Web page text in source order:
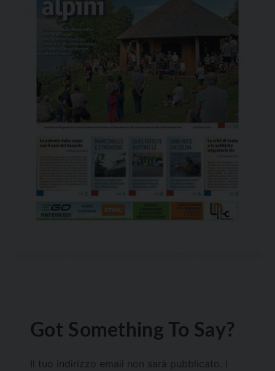
Got Something To Say?
Il tuo indirizzo email non sarà pubblicato.